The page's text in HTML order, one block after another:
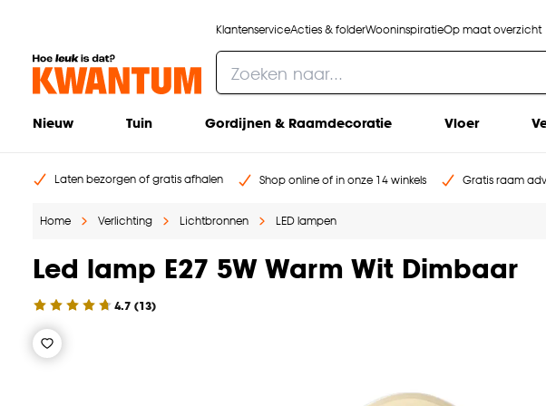
KlantenserviceActies & folderWooninspiratieOp maat overzicht
Nieuw Tuin Gordijnen & Raamdecoratie Vloer
Laten bezorgen of gratis afhalen Shop online of in onze 14 winkels Gratis raam
Home Verlichting Lichtbronnen LED lampen
Led lamp E27 5W Warm Wit Dimbaar
4.7 (13)